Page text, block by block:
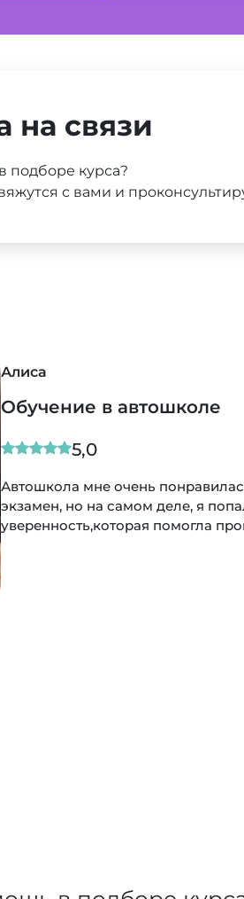
на связи
курса?
с вами и
Алиса
Обучение в автошколе
5,0
Автошкола мне очень
экзамен, но на самом деле, я
уверенность,которая помогла